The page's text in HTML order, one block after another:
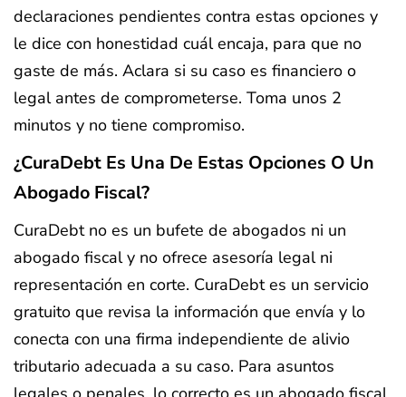
declaraciones pendientes contra estas opciones y
le dice con honestidad cuál encaja, para que no
gaste de más. Aclara si su caso es financiero o
legal antes de comprometerse. Toma unos 2
minutos y no tiene compromiso.
¿CuraDebt Es Una De Estas Opciones O Un
Abogado Fiscal?
CuraDebt no es un bufete de abogados ni un
abogado fiscal y no ofrece asesoría legal ni
representación en corte. CuraDebt es un servicio
gratuito que revisa la información que envía y lo
conecta con una firma independiente de alivio
tributario adecuada a su caso. Para asuntos